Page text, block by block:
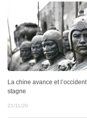
La chine avance et l’occident
stagne
21/11/20